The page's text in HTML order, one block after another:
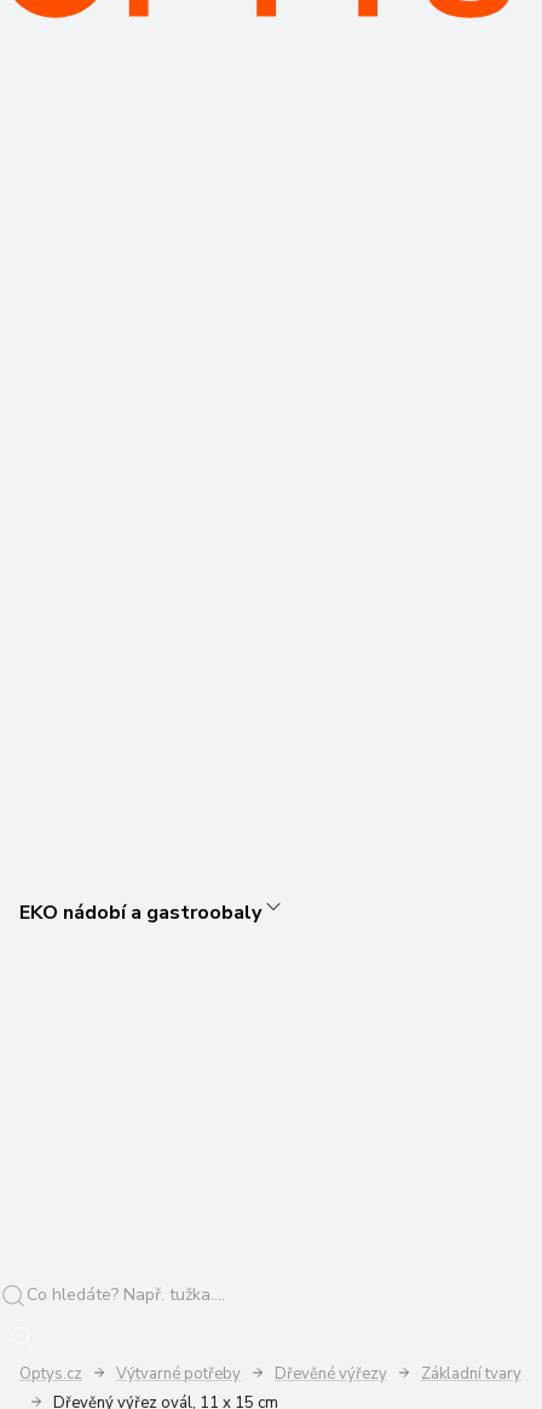
EKO nádobí a gastroobaly
Optys.cz Výtvarné potřeby Dřevěné výřezy
Základní tvary
Dřevěný výřez ovál, 11 x 15 cm